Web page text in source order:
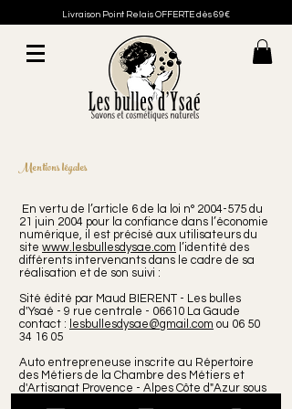
Livraison Point Relais OFFERTE dès 69€
Mentions légales
En vertu de l’article 6 de la loi n° 2004-575 du
21 juin 2004 pour la confiance dans l’économie
numérique, il est précisé aux utilisateurs du
site www.lesbullesdysae.com l’identité des
différents intervenants dans le cadre de sa
réalisation et de son suivi :
Sité édité par Maud BIERENT - Les bulles
d'Ysaé - 9 rue centrale - 06610 La Gaude
contact : lesbullesdysae@gmail.com ou 06 50
34 16 05
Auto entrepreneuse inscrite au Répertoire
des Métiers de la Chambre des Métiers et
d'Artisanat Provence - Alpes Côte d"Azur sous